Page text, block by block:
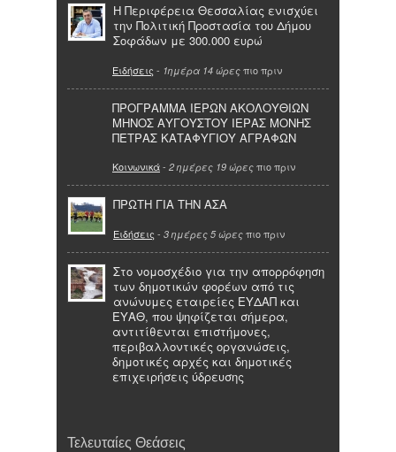
Η Περιφέρεια Θεσσαλίας ενισχύει
την Πολιτική Προστασία του Δήμου
Σοφάδων με 300.000 ευρώ
Ειδήσεις - 1ημέρα 14 ώρες πιο πριν
ΠΡΟΓΡΑΜΜΑ ΙΕΡΩΝ ΑΚΟΛΟΥΘΙΩΝ
ΜΗΝΟΣ ΑΥΓΟΥΣΤΟΥ ΙΕΡΑΣ ΜΟΝΗΣ
ΠΕΤΡΑΣ ΚΑΤΑΦΥΓΙΟΥ ΑΓΡΑΦΩΝ
Κοινωνικά- 2 ημέρες 19 ώρες πιο πριν
ΠΡΩΤΗ ΓΙΑ ΤΗΝ ΑΣΑ
Ειδήσεις - 3 ημέρες 5 ώρες πιο πριν
Στο νομοσχέδιο για την απορρόφηση
των δημοτικών φορέων από τις
ανώνυμες εταιρείες ΕΥΔΑΠ και
ΕΥΑΘ, που ψηφίζεται σήμερα,
αντιτίθενται επιστήμονες,
περιβαλλοντικές οργανώσεις,
δημοτικές αρχές και δημοτικές
επιχειρήσεις ύδρευσης
Τελευταίες Θεάσεις